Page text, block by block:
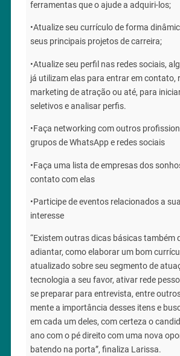
ferramentas que o ajude a adquiri-los;
•Atualize seu currículo de forma
seus principais projetos de carreira;
•Atualize seu perfil nas redes sociais,
já utilizam elas para entrar em contato,
marketing de atração ou até, para
seletivos e analisar perfis.
•Faça networking com outros
grupos de WhatsApp e redes sociais
•Faça uma lista de empresas dos
contato com elas
•Participe de eventos relacionados a
interesse
“Existem outras dicas básicas também
adiantar, como elaborar um bom
atualizado sobre seu segmento de
tecnologia a seu favor, ativar rede
se preparar para entrevista, entre
mente a importância desses itens e
em cada um deles, com certeza o
ano com o pé direito com uma nova
batendo na porta”, finaliza Larissa.